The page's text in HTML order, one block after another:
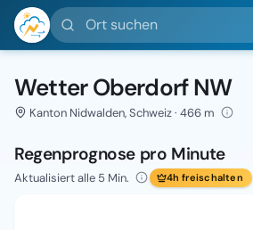
Ort suchen
Wetter Oberdorf NW
Kanton Nidwalden, Schweiz · 466 m
Regenprognose pro Minute
Aktualisiert alle 5 Min. 4h freischalten